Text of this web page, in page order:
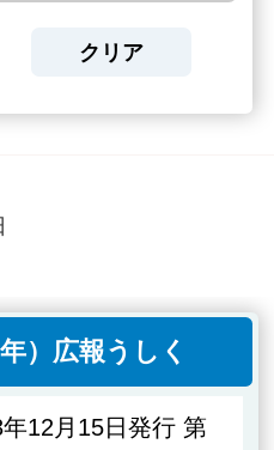
）広報うしく
12月15日発行 第